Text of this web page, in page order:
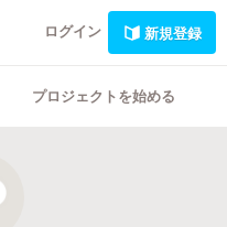
ログイン 新規登録
プロジェクトを始める